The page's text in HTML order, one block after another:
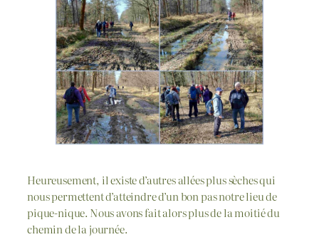
Heureusement, il existe d’autres allées plus sèches qui
nous permettent d’atteindre d’un bon pas notre lieu de
pique-nique. Nous avons fait alors plus de la moitié du
chemin de la journée.